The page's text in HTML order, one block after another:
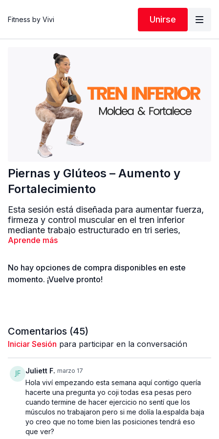
Fitness by Vivi Unirse
Piernas y Glúteos – Aumento y
Fortalecimiento
Esta sesión está diseñada para aumentar fuerza,
firmeza y control muscular en el tren inferior
mediante trabajo estructurado en tri series,
elevando la intensidad en comparación con las
El entrenamiento se compone de 3 bloques,
trabajando en formato tri serie (3 ejercicios
El primer ejercicio de cada bloque es el
movimiento principal y se realiza con el peso más
siguientes complementan el estímulo con mayor
volumen y control muscular, favoreciendo
definición y resistencia.
Este formato permite combinar carga significativa
con volumen estratégico, generando un estímulo
potente para firmeza y desarrollo muscular sin
Aprende más
No hay opciones de compra disponibles en este
momento. ¡Vuelve pronto!
Comentarios (45)
Iniciar Sesión para participar en la conversación
Juliett F. marzo 17
Hola viví empezando esta semana aquí contigo quería
hacerte una pregunta yo coji todas esa pesas pero
cuando termine de hacer ejercicio no sentí que los
músculos no trabajaron pero si me dolía la.espalda baja
yo creo que no tome bien las posiciones tendrá eso
que ver?